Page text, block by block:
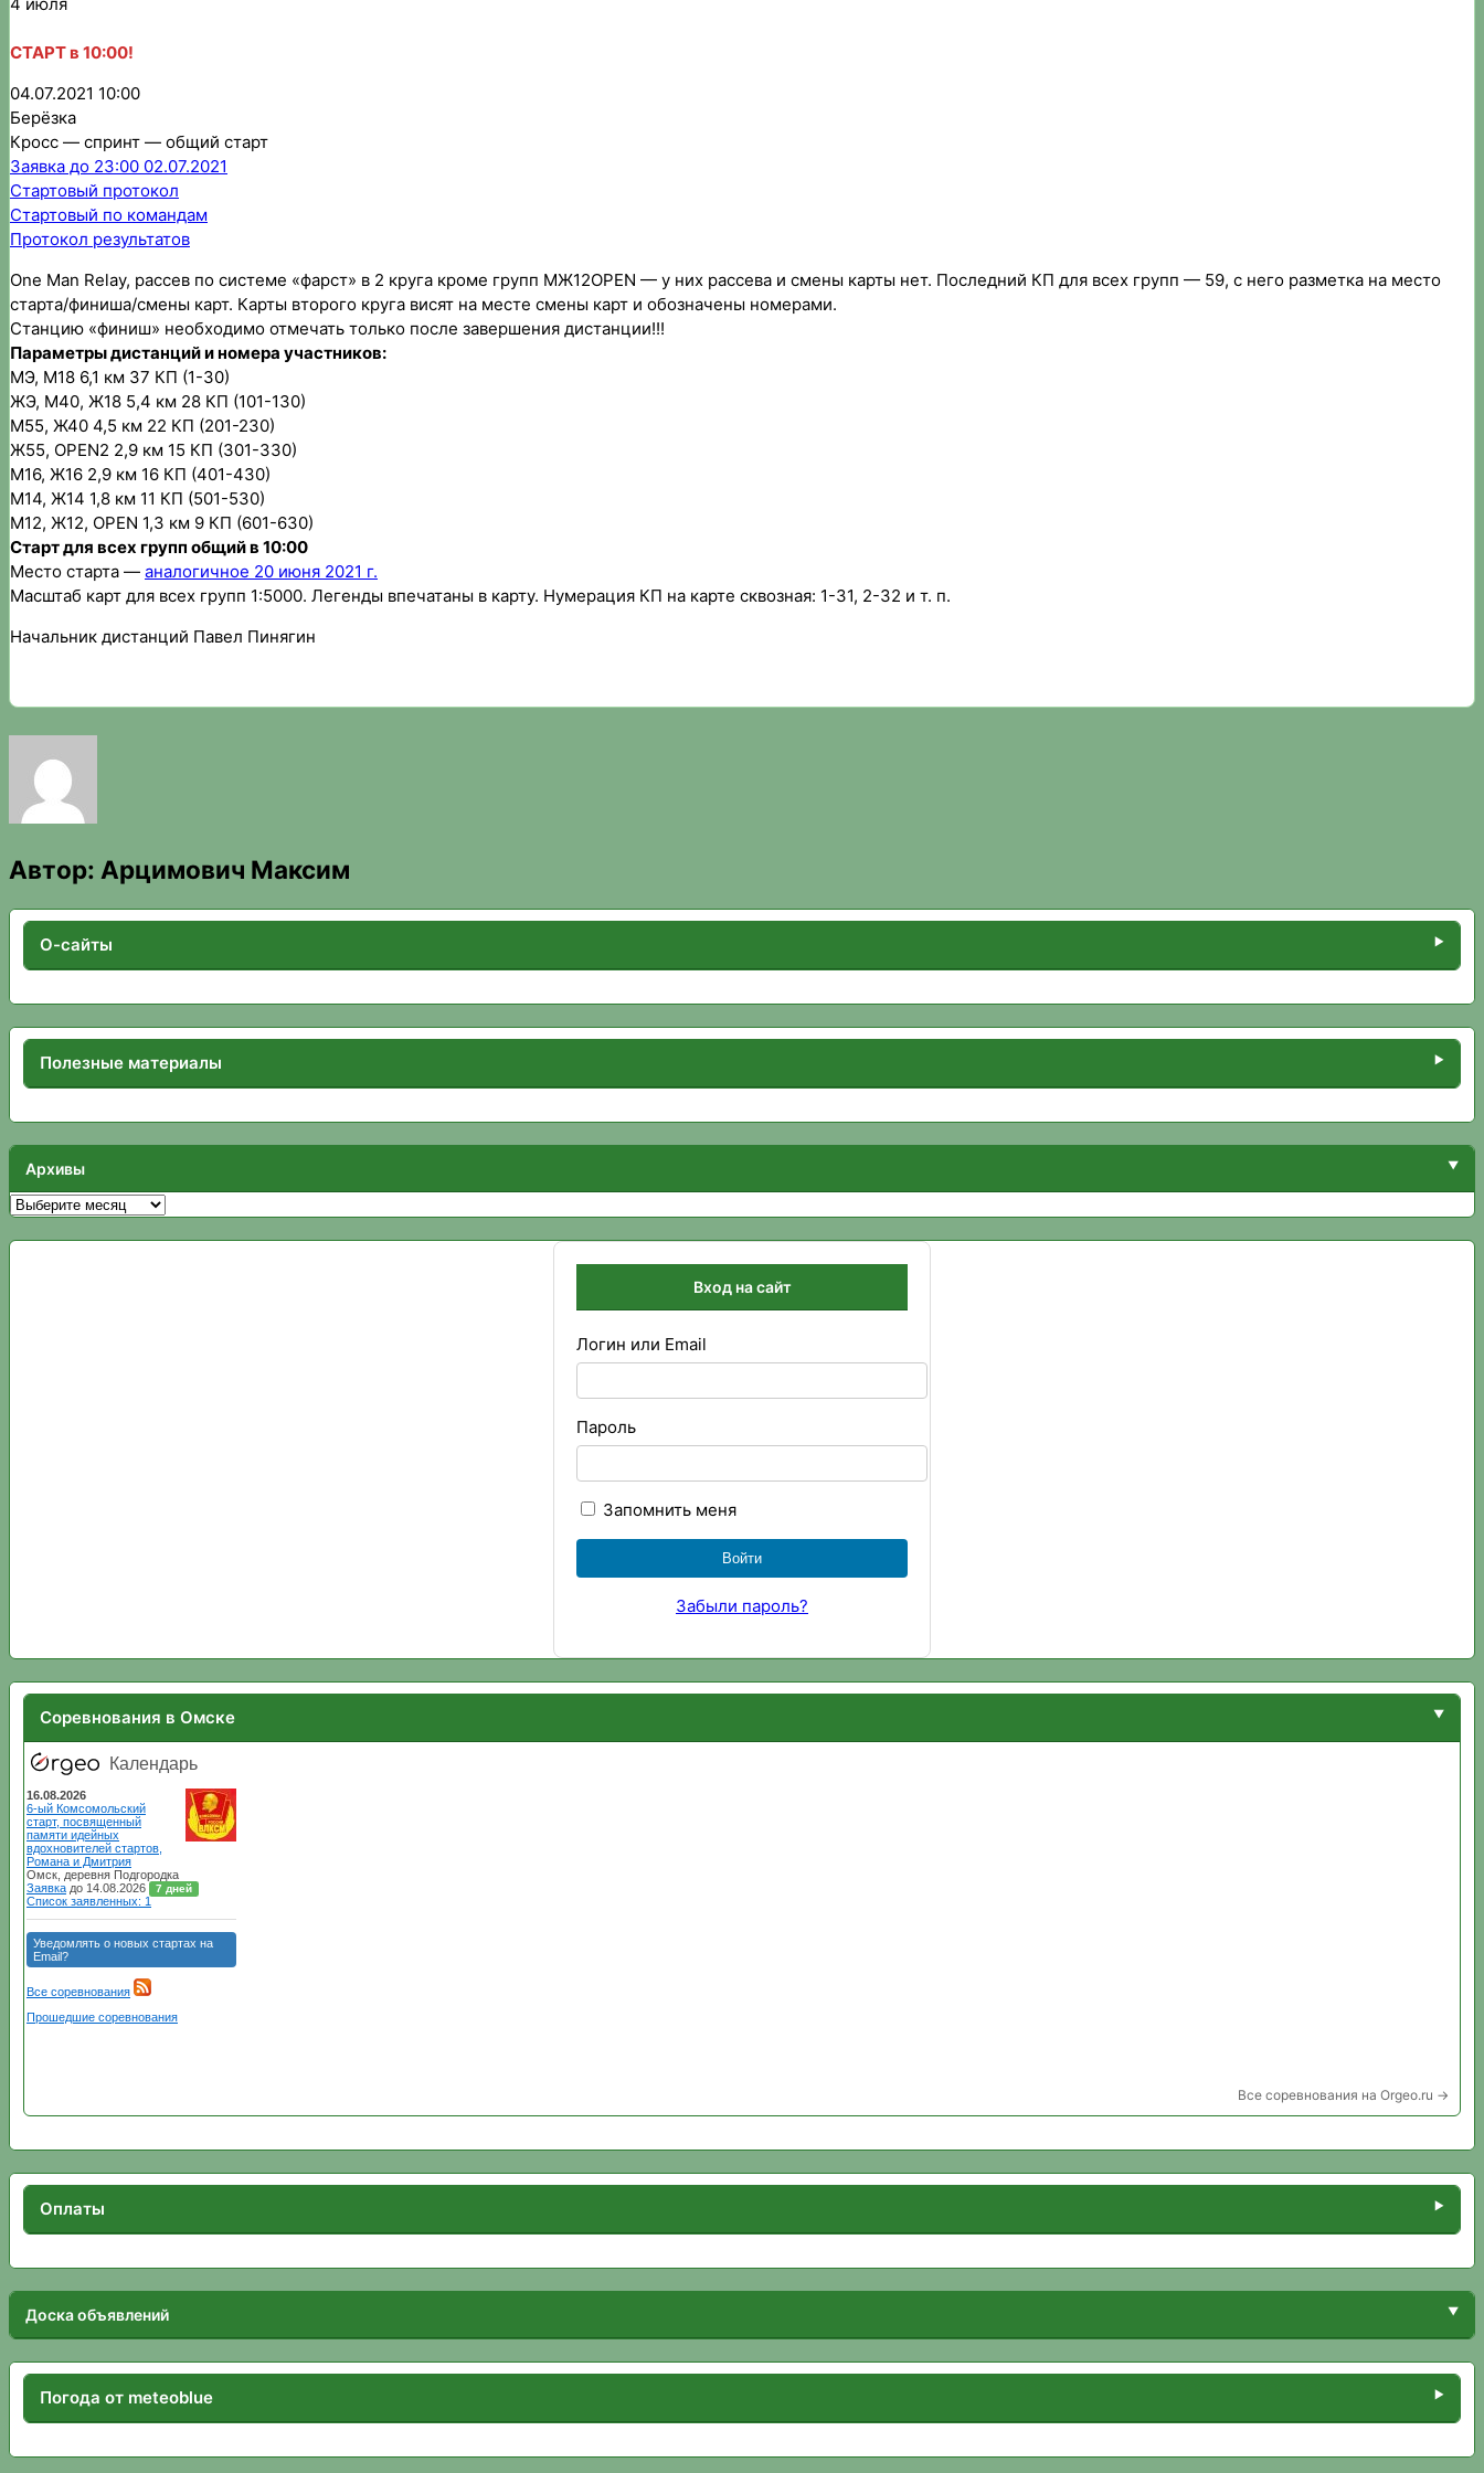
4 июля
СТАРТ в 10:00!
04.07.2021 10:00
Берёзка
Кросс — спринт — общий старт
Заявка до 23:00 02.07.2021
Стартовый протокол
Стартовый по командам
Протокол результатов
One Man Relay, рассев по системе «фарст» в 2 круга кроме групп МЖ12OPEN — у них рассева и смены карты нет. Последний КП для всех групп — 59, с него разметка на место
старта/финиша/смены карт. Карты второго круга висят на месте смены карт и обозначены номерами.
Станцию «финиш» необходимо отмечать только после завершения дистанции!!!
Параметры дистанций и номера участников:
МЭ, М18 6,1 км 37 КП (1-30)
ЖЭ, М40, Ж18 5,4 км 28 КП (101-130)
М55, Ж40 4,5 км 22 КП (201-230)
Ж55, OPEN2 2,9 км 15 КП (301-330)
М16, Ж16 2,9 км 16 КП (401-430)
М14, Ж14 1,8 км 11 КП (501-530)
М12, Ж12, OPEN 1,3 км 9 КП (601-630)
Старт для всех групп общий в 10:00
Место старта — аналогичное 20 июня 2021 г.
Масштаб карт для всех групп 1:5000. Легенды впечатаны в карту. Нумерация КП на карте сквозная: 1-31, 2-32 и т. п.
Начальник дистанций Павел Пинягин
Автор: Арцимович Максим
О-сайты
Полезные материалы
Архивы
Архивы
Вход на сайт
Логин или Email
Пароль
Запомнить меня
Забыли пароль?
Соревнования в Омске
Все соревнования на Orgeo.ru →
Оплаты
Доска объявлений
Погода от meteoblue